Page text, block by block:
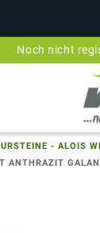
Noch nicht
- ALOIS
ANTHRAZIT